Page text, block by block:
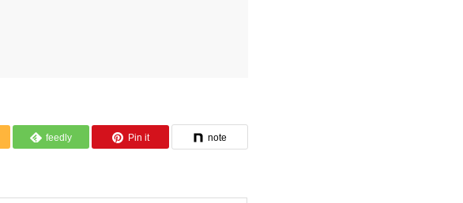
feedly Pin it note